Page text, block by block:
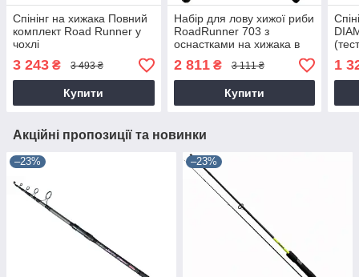
Спінінг на хижака Повний
комплект Road Runner у
чохлі
3 243 ₴ 3 493 ₴
Купити
Набір для лову хижої риби
RoadRunner 703 з
оснастками на хижака в
коробці
2 811₴ 3 111 ₴
Купити
1
Акційні пропозиції та новинки
–23% –23%